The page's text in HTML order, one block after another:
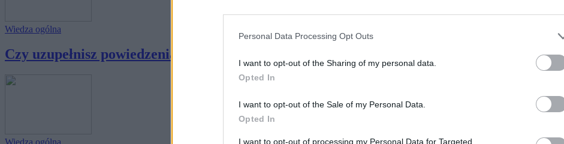
Personal Data Processing Opt Outs
I want to opt-out of the Sharing of my personal data.
Opted In
I want to opt-out of the Sale of my Personal Data.
Opted In
I want to opt-out of processing my Personal Data for Targeted
Wiedza ogólna
Czy uzupełnisz powiedzenia związane z ptakami...